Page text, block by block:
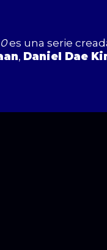
es una serie
, Daniel Dae